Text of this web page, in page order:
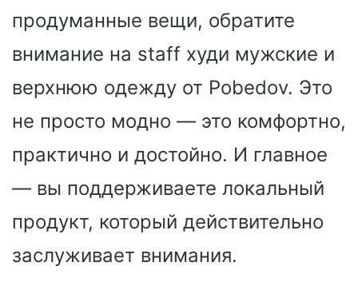
продуманные вещи, обратите
внимание на staff худи мужские и
верхнюю одежду от Pobedov. Это
не просто модно — это комфортно,
практично и достойно. И главное
— вы поддерживаете локальный
продукт, который действительно
заслуживает внимания.